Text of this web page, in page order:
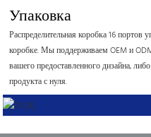
Упаковка
Распределительная коробка 16
коробке. Мы поддерживаем OEM и
вашего предоставленного дизайна,
продукта с нуля.